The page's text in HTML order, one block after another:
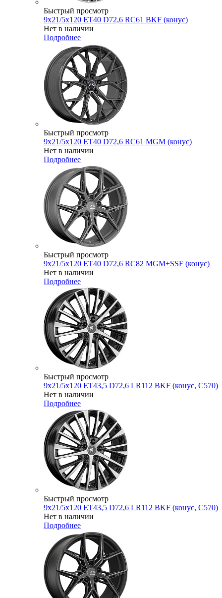
Быстрый просмотр
9x21/5x120 ET40 D72,6 RC61 BKF (конус)
Нет в наличии
Подробнее
Быстрый просмотр
9x21/5x120 ET40 D72,6 RC61 MGM (конус)
Нет в наличии
Подробнее
Быстрый просмотр
9x21/5x120 ET40 D72,6 RC82 MGM+SSF (конус)
Нет в наличии
Подробнее
Быстрый просмотр
9x21/5x120 ET43,5 D72,6 LR112 BKF (конус, C570)
Нет в наличии
Подробнее
Быстрый просмотр
9x21/5x120 ET43,5 D72,6 LR112 BKF (конус, C570)
Нет в наличии
Подробнее